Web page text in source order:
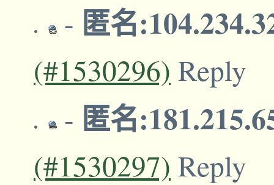
- 匿名
(#1530296) Reply
- 匿名
(#1530297) Reply